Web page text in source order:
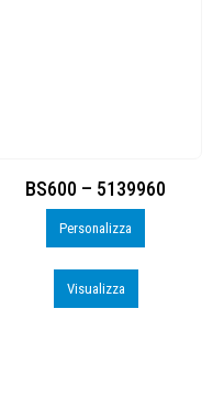
BS600 – 5139960
Personalizza
Visualizza